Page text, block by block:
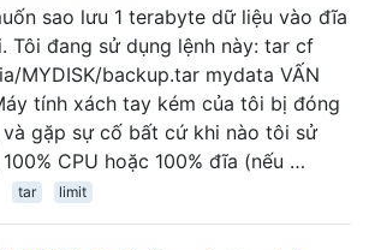
sao lưu 1 terabyte dữ liệu vào đĩa
Tôi đang sử dụng lệnh này: tar cf
MYDISK/backup.tar mydata VẤN
tính xách tay kém của tôi bị đóng
và gặp sự cố bất cứ khi nào tôi sử
CPU hoặc 100% đĩa (nếu …
tar limit